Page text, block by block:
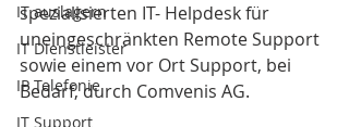
IT auslagern
IT Dienstleister
IP Telefonie
IT Support
spezialisierten IT- Helpdesk für
uneingeschränkten Remote Support
sowie einem vor Ort Support, bei
Bedarf, durch Comvenis AG.